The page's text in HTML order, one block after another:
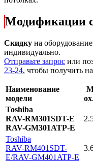
Модификации
Скидку на
индивидуально.
Отправьте запрос или
23-24, чтобы получить
Наименование
модели
Toshiba
RAV-RM301SDT-E
RAV-GM301ATP-E
Toshiba
RAV-RM401SDT-
E/RAV-GM401ATP-E